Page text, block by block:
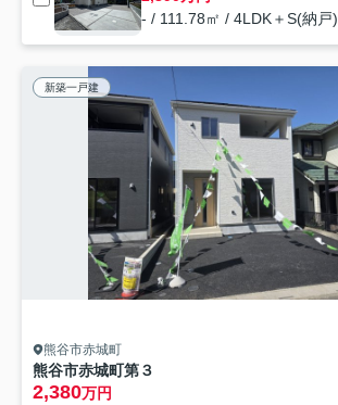
- / 111.78㎡ / 4LDK＋S(納戸)
新築一戸建
熊谷市赤城町
熊谷市赤城町第３
2,380万円